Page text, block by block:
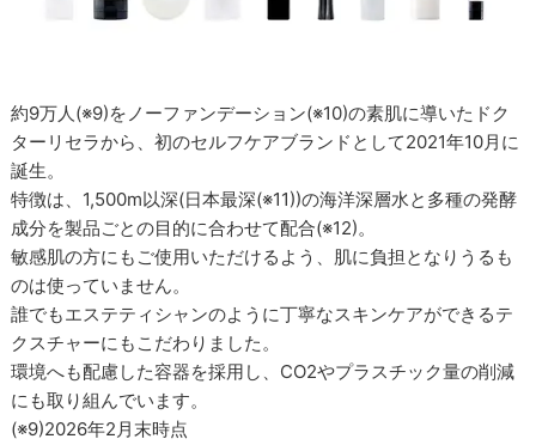
約9万人(※9)をノーファンデーション(※10)の素肌に導いたドク
ターリセラから、初のセルフケアブランドとして2021年10月に
誕生。
特徴は、1,500m以深(日本最深(※11))の海洋深層水と多種の発酵
成分を製品ごとの目的に合わせて配合(※12)。
敏感肌の方にもご使用いただけるよう、肌に負担となりうるも
のは使っていません。
誰でもエステティシャンのように丁寧なスキンケアができるテ
クスチャーにもこだわりました。
環境へも配慮した容器を採用し、CO2やプラスチック量の削減
にも取り組んでいます。
(※9)2026年2月末時点